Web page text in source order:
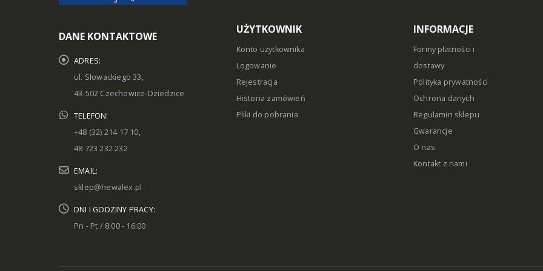
DANE KONTAKTOWE
ADRES:
ul. Słowackiego 33,
43-502 Czechowice-Dziedzice
TELEFON:
+48 (32) 214 17 10,
48 723 232 232
EMAIL:
sklep@hewalex.pl
DNI I GODZINY PRACY:
Pn - Pt / 8:00 - 16:00
UŻYTKOWNIK
Konto użytkownika
Logowanie
Rejestracja
Historia zamówień
Pliki do pobrania
INFORMACJE
Formy płatności i
dostawy
Polityka prywatności
Ochrona danych
Regulamin sklepu
Gwarancje
O nas
Kontakt z nami